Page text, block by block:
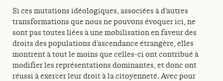
Si ces mutations idéologiques, associées à d’autres
transformations que nous ne pouvons évoquer ici, ne
sont pas toutes liées à une mobilisation en faveur des
droits des populations d’ascendance étrangère, elles
montrent à tout le moins que celles-ci ont contribué à
modifier les représentations dominantes, et donc ont
réussi à exercer leur droit à la citoyenneté. Avec pour